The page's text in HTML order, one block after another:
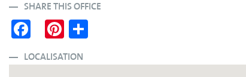
SHARE THIS OFFICE
Fa
ce
bo
Pi
nt
er re
LOCALISATION